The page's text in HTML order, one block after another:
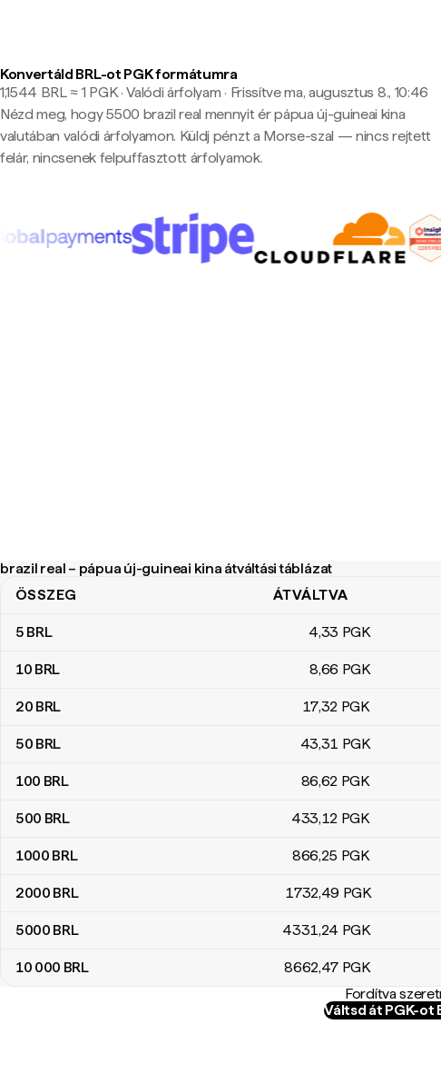
Konvertáld BRL-ot PGK formátumra
1,1544 BRL ≈ 1 PGK · Valódi árfolyam · Frissítve ma, augusztus 8., 10:46
Nézd meg, hogy 5500 brazil real mennyit ér pápua új-guineai kina
valutában valódi árfolyamon. Küldj pénzt a Morse-szal — nincs rejtett
felár, nincsenek felpuffasztott árfolyamok.
brazil real – pápua új-guineai kina átváltási táblázat
brazil real – pápua új-guineai kina átváltási táblázat
ÖSSZEG ÁTVÁLTVA
5 BRL 4,33 PGK
10 BRL 8,66 PGK
20 BRL 17,32 PGK
50 BRL 43,31 PGK
100 BRL 86,62 PGK
500 BRL 433,12 PGK
1000 BRL 866,25 PGK
2000 BRL 1732,49 PGK
5000 BRL 4331,24 PGK
10 000 BRL 8662,47 PGK
Fordítva
Váltsd át PGK-ot